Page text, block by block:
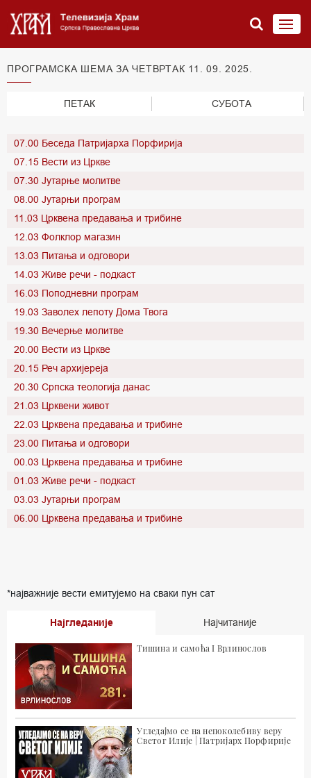
ПРОГРАМСКА ШЕМА ЗА ЧЕТВРТАК 11. 09. 2025.
ПЕТАК СУБОТА
07.00 Беседа Патријарха Порфирија
07.15 Вести из Цркве
07.30 Јутарње молитве
08.00 Јутарњи програм
11.03 Црквена предавања и трибине
12.03 Фолклор магазин
13.03 Питања и одговори
14.03 Живе речи - подкаст
16.03 Поподневни програм
19.03 Заволех лепоту Дома Твога
19.30 Вечерње молитве
20.00 Вести из Цркве
20.15 Реч архијереја
20.30 Српска теологија данас
21.03 Црквени живот
22.03 Црквена предавања и трибине
23.00 Питања и одговори
00.03 Црквена предавања и трибине
01.03 Живе речи - подкаст
03.03 Јутарњи програм
06.00 Црквена предавања и трибине
*најважније вести емитујемо на сваки пун сат
Најгледаније Најчитаније
Тишина и самоћа I Врлинослов
Угледајмо се на непоколебиву веру
Светог Илије | Патријарх Порфирије